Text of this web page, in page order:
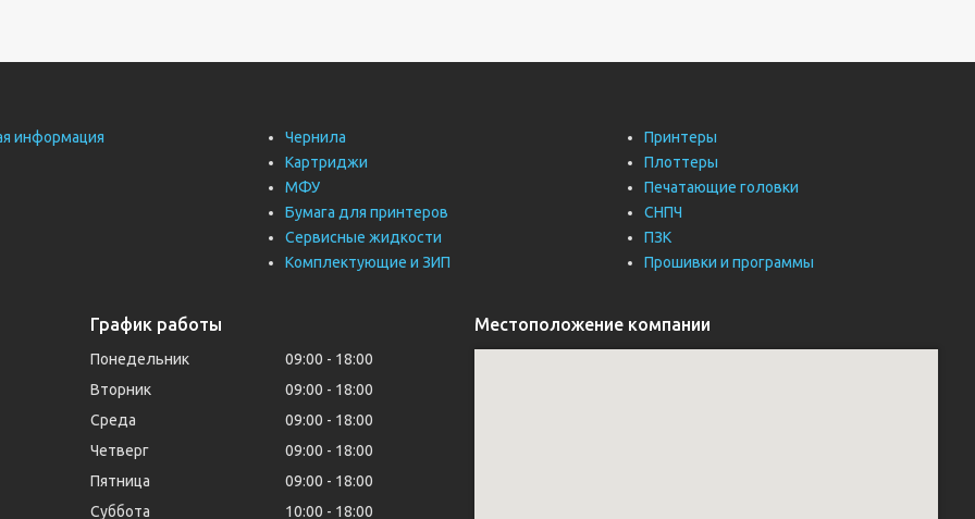
информация
Чернила
Картриджи
МФУ
Бумага для принтеров
Сервисные жидкости
Комплектующие и ЗИП
Принтеры
Плоттеры
Печатающие головки
СНПЧ
ПЗК
Прошивки и программы
График работы
Понедельник 09:00
18:00
Вторник
09:00
18:00
Среда
09:00
18:00
Четверг
09:00
18:00
Пятница
09:00
18:00
Суббота
10:00 18:00
Местоположение компании